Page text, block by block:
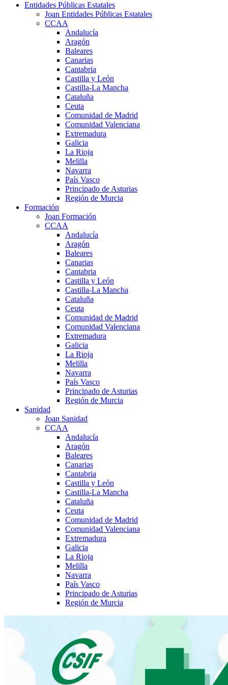
Entidades Públicas Estatales
Joan Entidades Públicas Estatales
CCAA
Andalucía
Aragón
Baleares
Canarias
Cantabria
Castilla y León
Castilla-La Mancha
Cataluña
Ceuta
Comunidad de Madrid
Comunidad Valenciana
Extremadura
Galicia
La Rioja
Melilla
Navarra
País Vasco
Principado de Asturias
Región de Murcia
Formación
Joan Formación
CCAA
Andalucía
Aragón
Baleares
Canarias
Cantabria
Castilla y León
Castilla-La Mancha
Cataluña
Ceuta
Comunidad de Madrid
Comunidad Valenciana
Extremadura
Galicia
La Rioja
Melilla
Navarra
País Vasco
Principado de Asturias
Región de Murcia
Sanidad
Joan Sanidad
CCAA
Andalucía
Aragón
Baleares
Canarias
Cantabria
Castilla y León
Castilla-La Mancha
Cataluña
Ceuta
Comunidad de Madrid
Comunidad Valenciana
Extremadura
Galicia
La Rioja
Melilla
Navarra
País Vasco
Principado de Asturias
Región de Murcia